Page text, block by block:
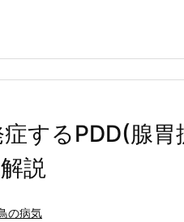
するPDD(腺胃
説
の病気